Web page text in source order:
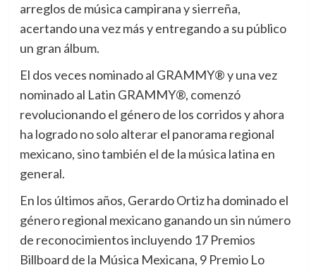
arreglos de música campirana y sierreña,
acertando una vez más y entregando a su público
un gran álbum.
El dos veces nominado al GRAMMY® y una vez
nominado al Latin GRAMMY®, comenzó
revolucionando el género de los corridos y ahora
ha logrado no solo alterar el panorama regional
mexicano, sino también el de la música latina en
general.
En los últimos años, Gerardo Ortiz ha dominado el
género regional mexicano ganando un sin número
de reconocimientos incluyendo 17 Premios
Billboard de la Música Mexicana, 9 Premio Lo